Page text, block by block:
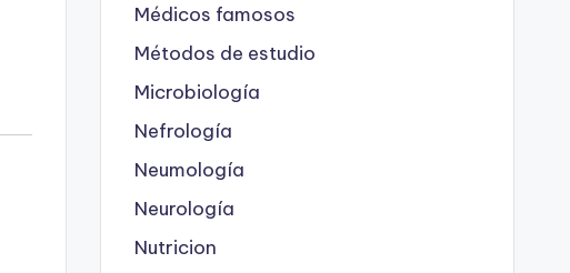
Médicos famosos
Métodos de estudio
Microbiología
Nefrología
Neumología
Neurología
Nutricion